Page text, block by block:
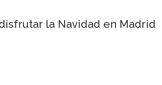
la Navidad en Madrid